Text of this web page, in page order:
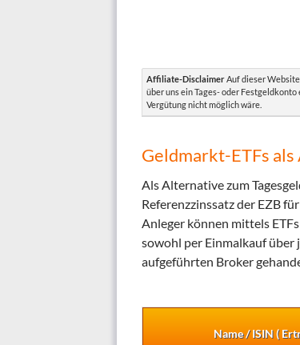
Affiliate-DisclaimerAuf dieser
über uns ein Tages- oder
Vergütung nicht möglich wäre.
Geldmarkt-ETFs
Als Alternative zum
Referenzzinssatz der EZB
Anleger können mittels
sowohl per Einmalkauf über
aufgeführten Broker
Name / ISIN (